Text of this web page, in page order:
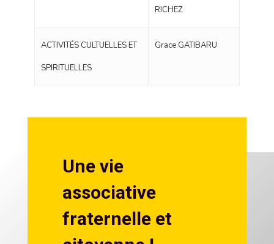
RICHEZ
ACTIVITÉS CULTUELLES ET
SPIRITUELLES
Grace GATIBARU
Une vie
associative
fraternelle et